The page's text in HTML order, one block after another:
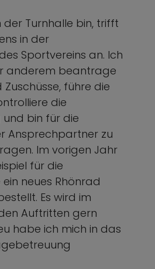
der Turnhalle bin, trifft
in der
Sportvereins an. Ich
anderem beantrage
führe die
die
bin für die
Ansprechpartner zu
Im vorigen Jahr
für die
neues Rhönrad
Es wird im
Auftritten gern
habe ich mich in das